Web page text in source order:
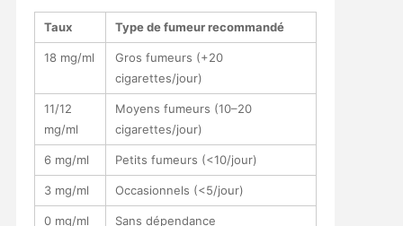
Taux Typedefumeurrecommandé
18 mg/ml Gros fumeurs (+20
cigarettes/jour)
11/12
mg/ml
Moyens fumeurs (10–20
cigarettes/jour)
6 mg/ml Petits fumeurs (<10/jour)
3 mg/ml Occasionnels (<5/jour)
0 mg/ml Sans dépendance